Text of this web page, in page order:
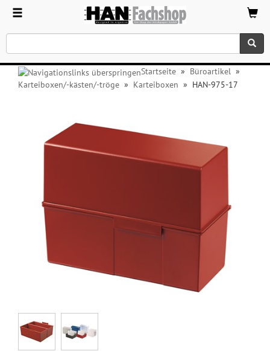
Startseite » Büroartikel »
Karteiboxen/-kästen/-tröge » Karteiboxen » HAN-975-17